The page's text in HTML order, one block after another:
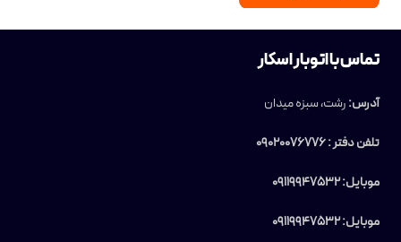
تماس با اتوبار اسکار
آدرس:رشت، سبزه میدان
تلفن دفتر : 09020076776
موبایل: 09119947532
موبایل: 09119947532